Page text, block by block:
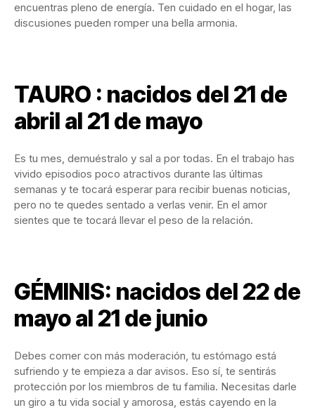
encuentras pleno de energía. Ten cuidado en el hogar, las
discusiones pueden romper una bella armonia.
TAURO : nacidos del 21 de
abril al 21 de mayo
Es tu mes, demuéstralo y sal a por todas. En el trabajo has
vivido episodios poco atractivos durante las últimas
semanas y te tocará esperar para recibir buenas noticias,
pero no te quedes sentado a verlas venir. En el amor
sientes que te tocará llevar el peso de la relación.
GÉMINIS: nacidos del 22 de
mayo al 21 de junio
Debes comer con más moderación, tu estómago está
sufriendo y te empieza a dar avisos. Eso sí, te sentirás
protección por los miembros de tu familia. Necesitas darle
un giro a tu vida social y amorosa, estás cayendo en la